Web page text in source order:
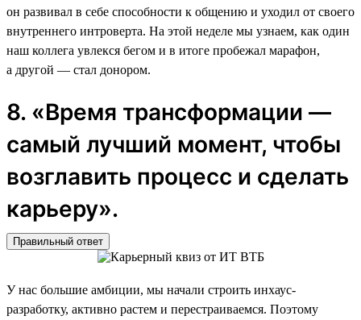
он развивал в себе способности к общению и уходил от своего
внутреннего интроверта. На этой неделе мы узнаем, как один
наш коллега увлекся бегом и в итоге пробежал марафон,
а другой — стал донором.
8. «Время трансформации —
самый лучший момент, чтобы
возглавить процесс и сделать
карьеру».
Правильный ответ
У нас большие амбиции, мы начали строить инхаус-
разработку, активно растем и перестраиваемся. Поэтому